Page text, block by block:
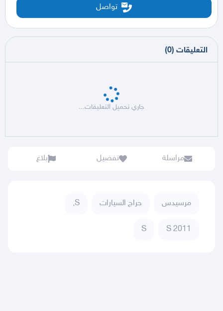
تواصل
التعليقات (
0
)
جاري تحميل التعليقات...
مراسلة تفضيل بلاغ
مرسيدس حراج السيارات S,
S 2011
S